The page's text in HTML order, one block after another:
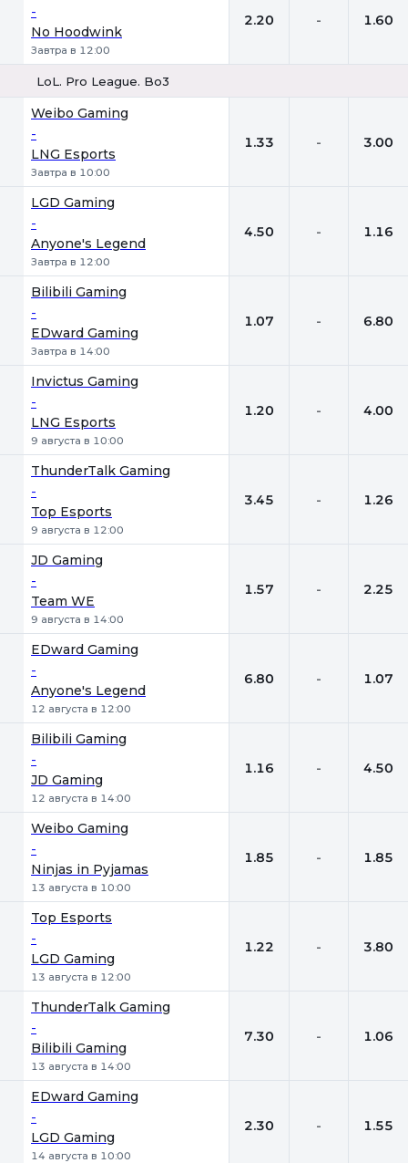
-
No Hoodwink
Завтра в 12:00
2.20 - 1.60
LoL. Pro League. Bo3
Weibo Gaming
-
LNG Esports
Завтра в 10:00
1.33 - 3.00
LGD Gaming
-
Anyone's Legend
Завтра в 12:00
4.50 - 1.16
Bilibili Gaming
-
EDward Gaming
Завтра в 14:00
1.07 - 6.80
Invictus Gaming
-
LNG Esports
9 августа в 10:00
1.20 - 4.00
ThunderTalk Gaming
-
Top Esports
9 августа в 12:00
3.45 - 1.26
JD Gaming
-
Team WE
9 августа в 14:00
1.57 - 2.25
EDward Gaming
-
Anyone's Legend
12 августа в 12:00
6.80 - 1.07
Bilibili Gaming
-
JD Gaming
12 августа в 14:00
1.16 - 4.50
Weibo Gaming
-
Ninjas in Pyjamas
13 августа в 10:00
1.85 - 1.85
Top Esports
-
LGD Gaming
13 августа в 12:00
1.22 - 3.80
ThunderTalk Gaming
-
Bilibili Gaming
13 августа в 14:00
7.30 - 1.06
EDward Gaming
-
LGD Gaming
14 августа в 10:00
2.30 - 1.55